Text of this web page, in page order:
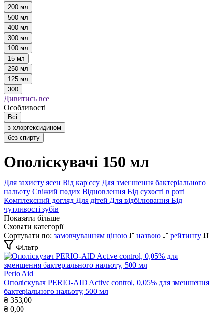
200 мл
500 мл
400 мл
300 мл
100 мл
15 мл
250 мл
125 мл
300
Дивитись все
Особливості
Всі
з хлоргексидином
без спирту
Ополіскувачі 150 мл
Для захисту ясен Від карієсу Для зменшення бактеріального
нальоту Свіжий подих Відновлення Від сухості в роті
Комплексний догляд Для дітей Для відбілювання Від
чутливості зубів
Показати більше
Сховати категорії
Сортувати по: замовчуванням ціною назвою
рейтингу
Фільтр
Perio Aid
Ополіскувач PERIO-AID Active control, 0,05% для зменшення
бактеріального нальоту, 500 мл
₴ 353,00
₴ 0,00